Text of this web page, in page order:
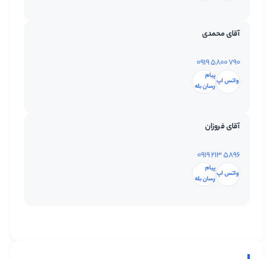
آقای محمدی
۰۹۱۹ ۵۸۰۰ ۷۹۰
واتس اپ
پیام
رسان بله
آقای فروزان
۰۹۱۹ ۲۱۳ ۵۸۹۶
واتس اپ
پیام
رسان بله